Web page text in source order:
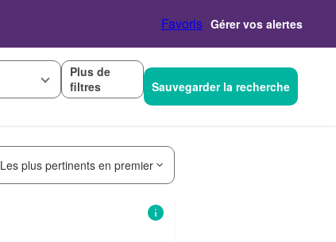
Favoris Gérer vos alertes
Plus de
filtres
Sauvegarder la recherche
Les plus pertinents en premier